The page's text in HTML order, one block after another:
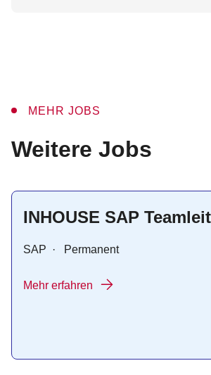
MEHR JOBS
:
Weitere Jobs
INHOUSE SAP
SAP · Permanent
Mehr erfahren